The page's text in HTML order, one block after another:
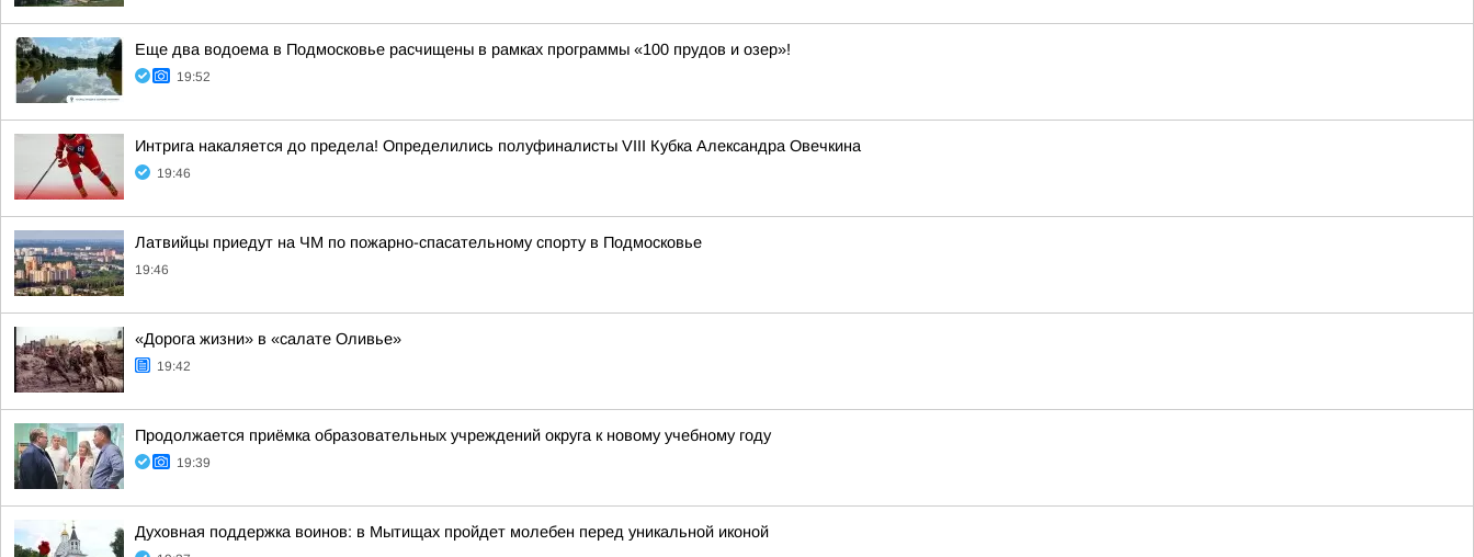
Еще два водоема в Подмосковье расчищены в рамках программы «100 прудов и озер»!
19:52
Интрига накаляется до предела! Определились полуфиналисты VIII Кубка Александра Овечкина
19:46
Латвийцы приедут на ЧМ по пожарно-спасательному спорту в Подмосковье
19:46
«Дорога жизни» в «салате Оливье»
19:42
Продолжается приёмка образовательных учреждений округа к новому учебному году
19:39
Духовная поддержка воинов: в Мытищах пройдет молебен перед уникальной иконой